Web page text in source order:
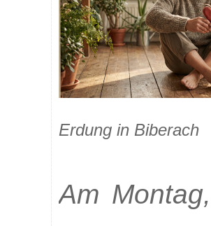
Erdung in Biberach
Am